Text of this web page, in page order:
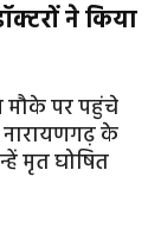
ने किया
मौके पर पहुंचे
के
मृत घोषित